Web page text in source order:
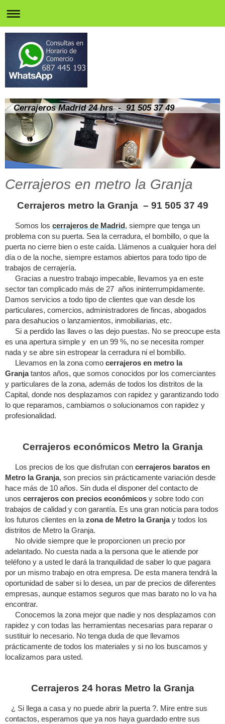
Cerrajeros Madrid 24 hrs - 91 505 37 49
Cerrajeros en metro la Granja
Cerrajeros metro la Granja – 91 505 37 49
Somos los cerrajeros de Madrid , siempre que tenga un
problema con su puerta. Sea la cerradura, el bombillo, o que la
puerta no cierre bien o este caída. Llámenos a cualquier hora del
día o de la noche, siempre estamos abiertos para todo tipo de
trabajos de cerrajería.
Gracias a nuestro trabajo impecable, llevamos ya en este
sector tan complicado más de 27 años ininterrumpidamente.
Damos servicios a todo tipo de clientes que van desde los
particulares, comercios, administradores de fincas, abogados
para desahucios o lanzamientos, inmobiliarias, etc.
Si a perdido las llaves o las dejo puestas. No se preocupe esta
es una apertura simple y en un 99 %, no se necesita romper
nada y se abre sin estropear la cerradura ni el bombillo.
Llevamos en la zona como cerrajeros en metro la
Granjatantos años, que somos conocidos por los comerciantes
y particulares de la zona, además de todos los distritos de la
Capital, donde nos desplazamos con rapidez y garantizando todo
lo que reparamos, cambiamos o solucionamos con rapidez y
profesionalidad.
Cerrajeros económicos Metro la Granja
Los precios de los que disfrutan con cerrajeros baratos en
Metro la Granja, son precios sin prácticamente variación desde
hace más de 10 años. Sin duda el disponer del contacto de
unos cerrajeros con precios económicos y sobre todo con
trabajos de calidad y con garantía. Es una gran noticia para todos
los futuros clientes en la zona de Metro la Granjay todos los
distritos de Metro la Granja.
No olvide siempre que le proporcionen un precio por
adelantado. No cuesta nada a la persona que le atiende por
teléfono y a usted le dará la tranquilidad de saber lo que pagara
por un mismo trabajo en otra empresa. De esta manera tendrá la
oportunidad de saber si lo desea, un par de precios de diferentes
empresas, aunque estamos seguros que mas barato no lo va ha
encontrar.
Conocemos la zona mejor que nadie y nos desplazamos con
rapidez y con todas las herramientas necesarias para reparar o
sustituir lo necesario. No tenga duda de que llevamos
prácticamente de todos los materiales y si no los buscamos y
localizamos para usted.
Cerrajeros 24 horas Metro la Granja
¿ Si llega a casa y no puede abrir la puerta ?. Mire entre sus
contactos, esperamos que ya nos haya guardado entre sus